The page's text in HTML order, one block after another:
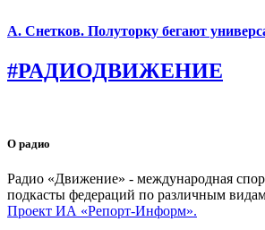
А. Снетков. Полуторку бегают
#РАДИОДВИЖЕНИЕ
О радио
Радио «Движение» - международная
подкасты федераций по различным
Проект ИА «Репорт-Информ».